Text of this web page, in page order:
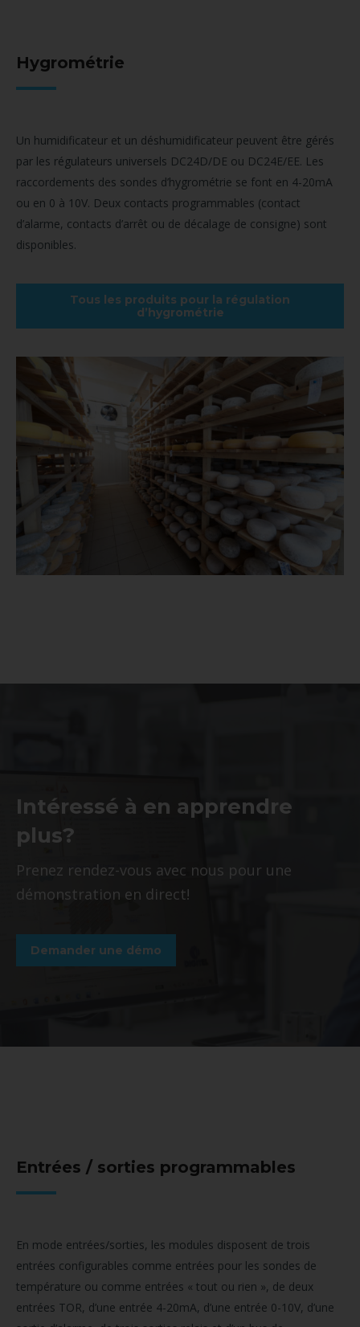
Hygrométrie
Un humidificateur et un déshumidificateur peuvent être gérés
par les régulateurs universels DC24D/DE ou DC24E/EE. Les
raccordements des sondes d’hygrométrie se font en 4-20mA
ou en 0 à 10V. Deux contacts programmables (contact
d’alarme, contacts d’arrêt ou de décalage de consigne) sont
disponibles.
Tous les produits pour la régulation
d’hygrométrie
Intéressé à en apprendre
plus?
Prenez rendez-vous avec nous pour une
démonstration en direct!
Demander une démo
Entrées / sorties programmables
En mode entrées/sorties, les modules disposent de trois
entrées configurables comme entrées pour les sondes de
température ou comme entrées « tout ou rien », de deux
entrées TOR, d’une entrée 4-20mA, d’une entrée 0-10V, d’une